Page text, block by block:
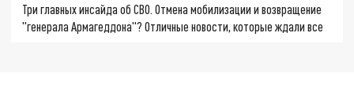
Три главных инсайда об СВО. Отмена мобилизации и возвращение
"генерала Армагеддона"? Отличные новости, которые ждали все